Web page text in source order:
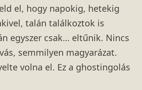
el, hogy napokig, hetekig
talán találkoztok is
egyszer csak… eltűnik. Nincs
semmilyen magyarázat.
volna el. Ez a ghostingolás